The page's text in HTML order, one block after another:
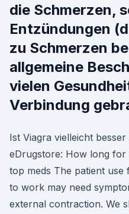
die Schmerzen,
Entzündungen
zu Schmerzen
allgemeine
vielen
Verbindung
Ist Viagra vielleicht
eDrugstore: How long
top meds The patient
to work may need
external contraction. We